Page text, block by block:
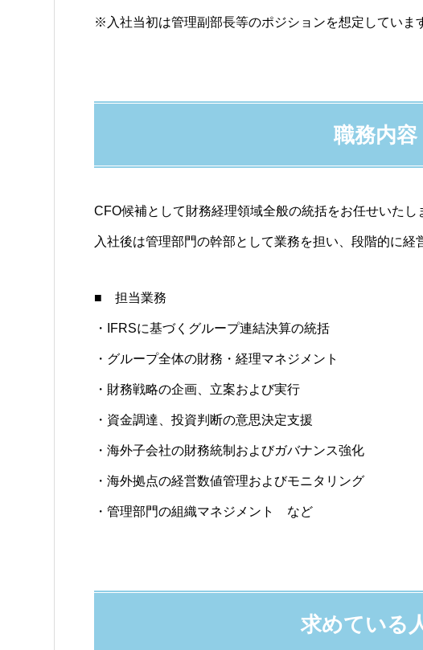
※入社当初は管理副部長等のポジションを想定していま
職務内容
CFO候補として財務経理領域全般の統括をお任せいたし
入社後は管理部門の幹部として業務を担い、段階的に
■ 担当業務
・IFRSに基づくグループ連結決算の統括
・グループ全体の財務・経理マネジメント
・財務戦略の企画、立案および実行
・資金調達、投資判断の意思決定支援
・海外子会社の財務統制およびガバナンス強化
・海外拠点の経営数値管理およびモニタリング
・管理部門の組織マネジメント など
求めている